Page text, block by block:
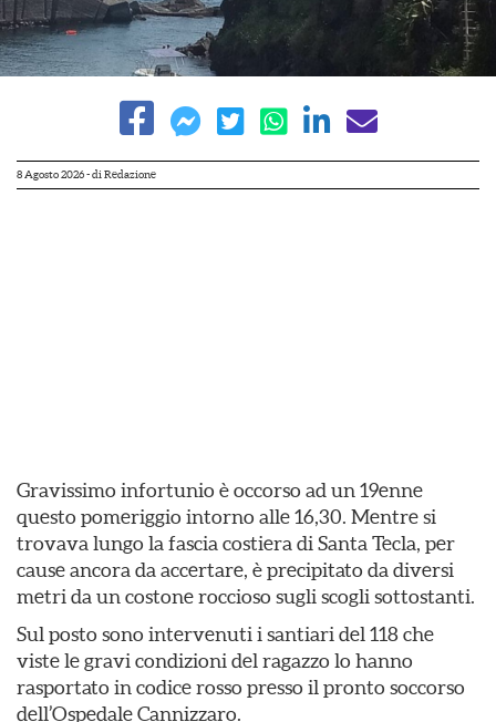
8 Agosto 2026- di Redazione
Gravissimo infortunio è occorso ad un 19enne
questo pomeriggio intorno alle 16,30. Mentre si
trovava lungo la fascia costiera di Santa Tecla, per
cause ancora da accertare, è precipitato da diversi
metri da un costone roccioso sugli scogli sottostanti.
Sul posto sono intervenuti i santiari del 118 che
viste le gravi condizioni del ragazzo lo hanno
rasportato in codice rosso presso il pronto soccorso
dell’Ospedale Cannizzaro.